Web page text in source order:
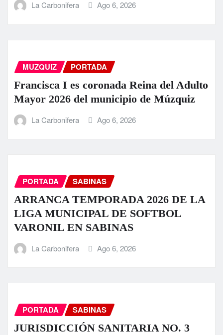
La Carbonifera Ago 6, 2026
MUZQUIZ PORTADA
Francisca I es coronada Reina del Adulto
Mayor 2026 del municipio de Múzquiz
La Carbonifera Ago 6, 2026
PORTADA SABINAS
ARRANCA TEMPORADA 2026 DE LA
LIGA MUNICIPAL DE SOFTBOL
VARONIL EN SABINAS
La Carbonifera Ago 6, 2026
PORTADA SABINAS
JURISDICCIÓN SANITARIA NO. 3